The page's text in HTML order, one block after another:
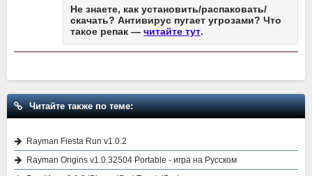
Не знаете, как установить/распаковать/
скачать? Антивирус пугает угрозами? Что
такое репак — читайте тут.
Читайте также по теме:
Rayman Fiesta Run v1.0.2
Rayman Origins v1.0.32504 Portable - игра на Русском